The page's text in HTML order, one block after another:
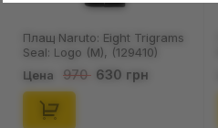
Плащ Naruto: Eight Trigrams
Seal: Logo (M), (129410)
Цена 970 630 грн